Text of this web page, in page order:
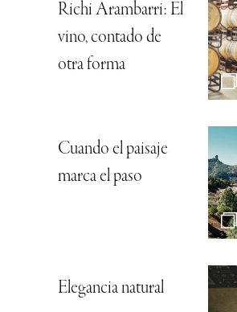
Richi Arambarri: El
vino, contado de
otra forma
Cuando el paisaje
marca el paso
Elegancia natural